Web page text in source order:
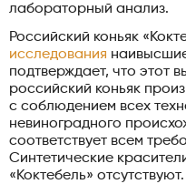
лабораторный анализ.
Российский коньяк
исследования
подтверждает, что этот
российский коньяк
с соблюдением всех
невиноградного
соответствует всем
Синтетические
«Коктебель»